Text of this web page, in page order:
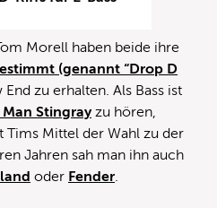
Morell haben beide ihre
(genannt “Drop D
zu erhalten. Als Bass ist
Man Stingrayzu hören,
Tims Mittel der Wahl zu der
Jahren sah man ihn auch
oder Fender.